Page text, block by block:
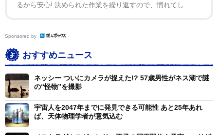
るから安心! 決められた作業を繰り返すので、慣れてし...
Sponsored by
おすすめニュース
ネッシー ついにカメラが捉えた!? 57歳男性がネス湖で謎
の“怪物”を撮影
宇宙人を2047年までに発見できる可能性 あと25年あれ
ば、天体物理学者が意気込む